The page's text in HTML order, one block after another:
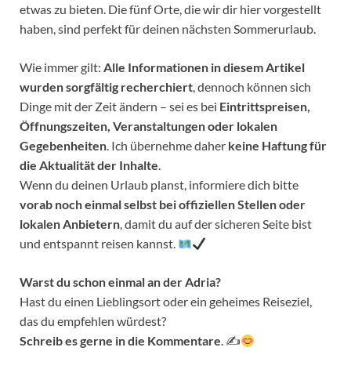
etwas zu bieten. Die fünf Orte, die wir dir hier vorgestellt
haben, sind perfekt für deinen nächsten Sommerurlaub.
Wie immer gilt: Alle Informationen in diesem Artikel
wurden sorgfältig recherchiert, dennoch können sich
Dinge mit der Zeit ändern – sei es bei Eintrittspreisen,
Öffnungszeiten, Veranstaltungen oder lokalen
Gegebenheiten. Ich übernehme daher keine Haftung für
die Aktualität der Inhalte.
Wenn du deinen Urlaub planst, informiere dich bitte
vorab noch einmal selbst bei offiziellen Stellen oder
lokalen Anbietern, damit du auf der sicheren Seite bist
und entspannt reisen kannst.
Warst du schon einmal an der Adria?
Hast du einen Lieblingsort oder ein geheimes Reiseziel,
das du empfehlen würdest?
Schreib es gerne in die Kommentare. ✍